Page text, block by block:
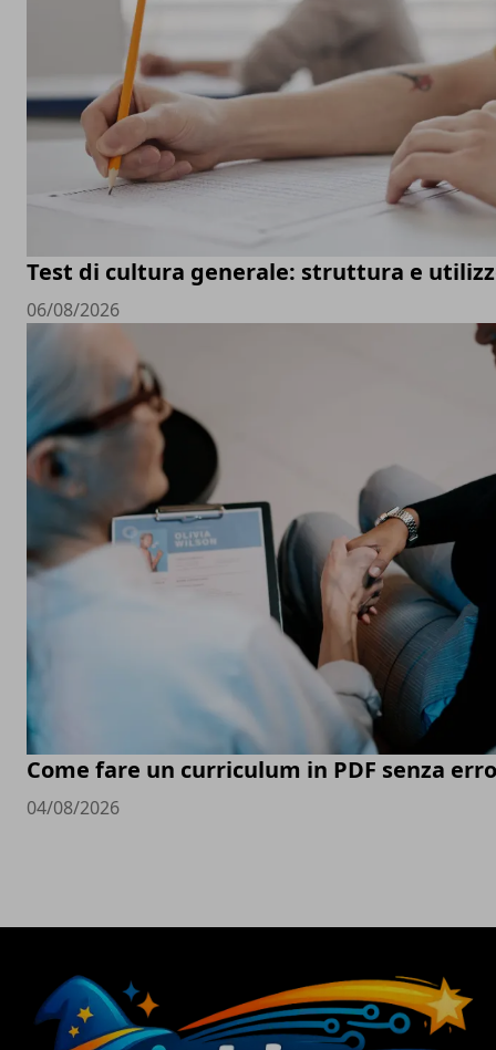
Test di cultura generale: struttura e
06/08/2026
Come fare un curriculum in PDF senza
04/08/2026